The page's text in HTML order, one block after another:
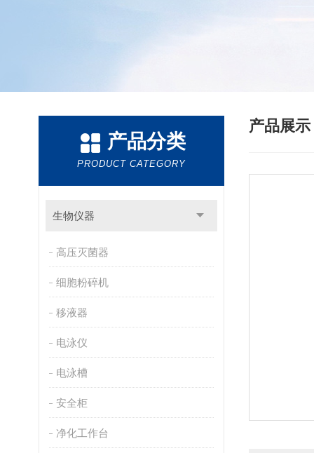
产品分类
PRODUCT CATEGORY
生物仪器
高压灭菌器
细胞粉碎机
移液器
电泳仪
电泳槽
安全柜
净化工作台
产品展示